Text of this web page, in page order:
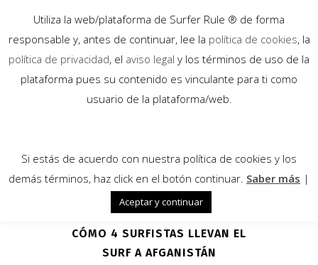
30
CÓMO 4 SURFISTAS LLEVAN EL
SURF A AFGANISTÁN
Utiliza la web/plataforma de Surfer Rule ® de forma
responsable y, antes de continuar, lee la política de cookies, la
política de privacidad, el aviso legal y los términos de uso de la
plataforma pues su contenido es vinculante para ti como
usuario de la plataforma/web.
Si estás de acuerdo con nuestra política de cookies y los
demás términos, haz click en el botón continuar. Saber más |
Aceptar y continuar